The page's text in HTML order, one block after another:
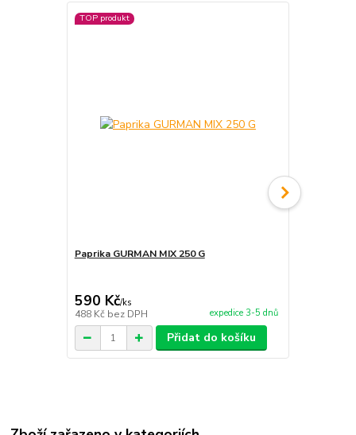
TOP produkt
Paprika GURMAN MIX 250 G
590 Kč/ks
488 Kč bez DPH expedice 3-5 dnů
Přidat do košíku